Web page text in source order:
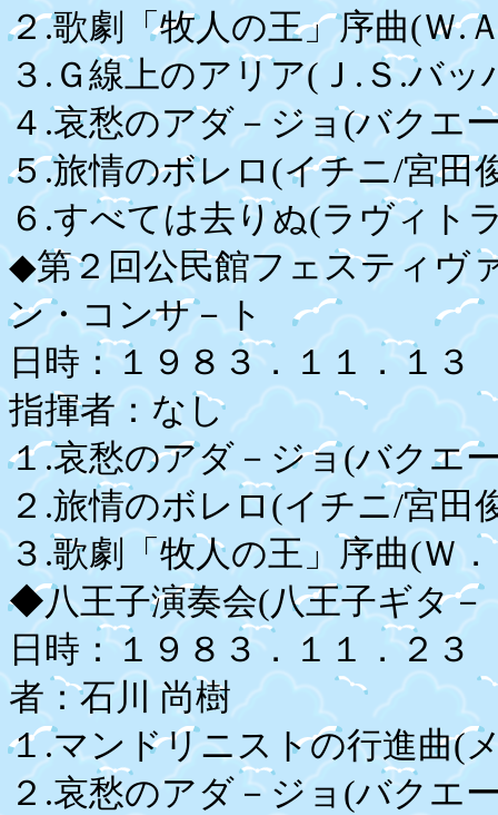
２.歌劇「牧人の王」序曲(Ｗ.
３.Ｇ線上のアリア(Ｊ.Ｓ.バッ
４.哀愁のアダ－ジョ(バクエ
５.旅情のボレロ(イチニ/宮
６.すべては去りぬ(ラヴィト
◆第２回公民館フェスティ
ン・コンサ－ト
日時：１９８３．１１．１
指揮者：なし
１.哀愁のアダ－ジョ(バク
２.旅情のボレロ(イチニ/宮田
３.歌劇「牧人の王」序曲(Ｗ
◆八王子演奏会(八王子ギタ－
日時：１９８３．１１．２
者：石川 尚樹
１.マンドリニストの行進曲
２.哀愁のアダ－ジョ(バクエ